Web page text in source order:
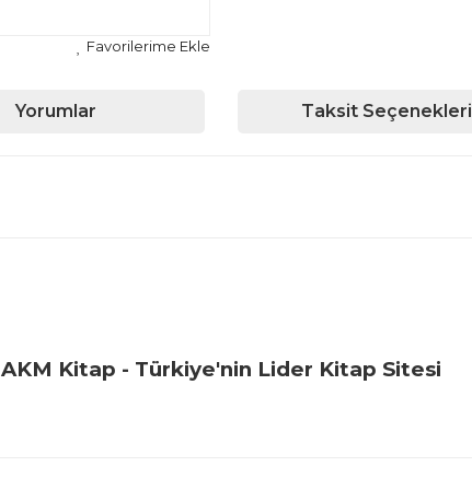
Yorumlar Taksit Seçenekleri
Yorum Yaz
AKM Kitap - Türkiye'nin Lider Kitap Sitesi